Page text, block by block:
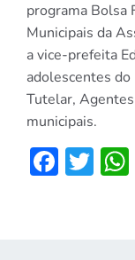
programa Bolsa
Municipais da
a vice-prefeita
adolescentes
Tutelar,
municipais.